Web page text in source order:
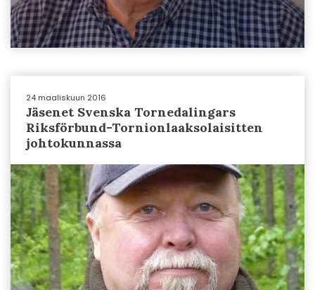
24 maaliskuun 2016
Jäsenet Svenska Tornedalingars
Riksförbund-Tornionlaaksolaisitten
johtokunnassa